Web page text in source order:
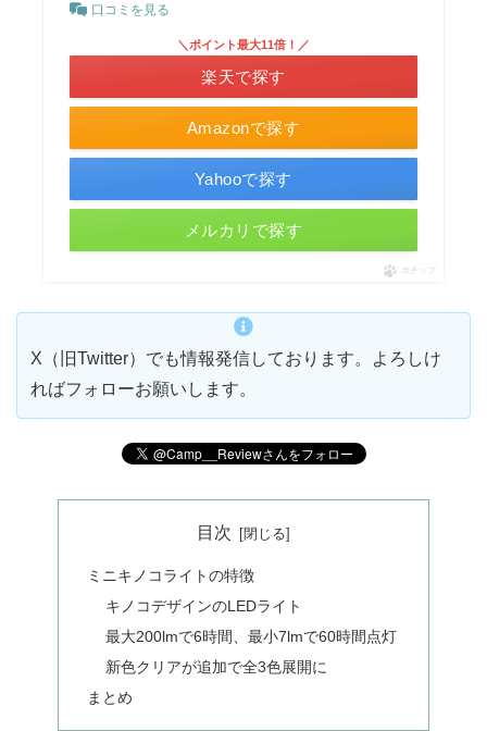
口コミを見る
Amazonで探す
＼ポイント最大11倍！／
楽天で探す
Yahooで探す
メルカリで探す
ポチップ
X（旧Twitter）でも情報発信しております。よろしけ
ればフォローお願いします。
目次
ミニキノコライトの特徴
キノコデザインのLEDライト
最大200lmで6時間、最小7lmで60時間点灯
新色クリアが追加で全3色展開に
まとめ